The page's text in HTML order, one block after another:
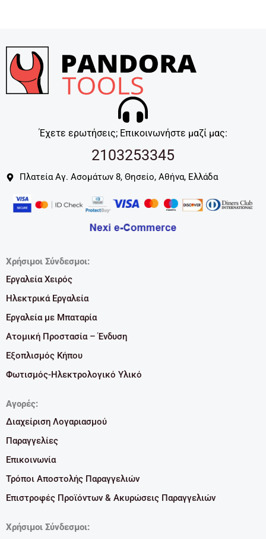
Έχετε ερωτήσεις; Επικοινωνήστε μαζί μας:
2103253345
Πλατεία Αγ. Ασομάτων 8, Θησείο, Αθήνα, Ελλάδα
Χρήσιμοι Σύνδεσμοι:
Εργαλεία Χειρός
Ηλεκτρικά Εργαλεία
Εργαλεία με Μπαταρία
Ατομική Προστασία – Ένδυση
Εξοπλισμός Κήπου
Φωτισμός-Ηλεκτρολογικό Υλικό
Αγορές:
Διαχείριση Λογαριασμού
Παραγγελίες
Επικοινωνία
Τρόποι Αποστολής Παραγγελιών
Επιστροφές Προϊόντων & Ακυρώσεις Παραγγελιών
Χρήσιμοι Σύνδεσμοι: